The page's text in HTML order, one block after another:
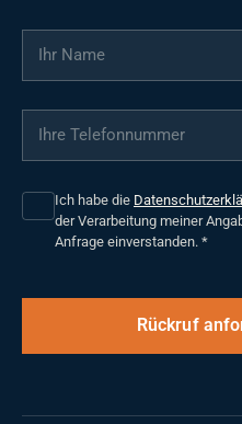
Ihr Name
Ihre Telefonnummer
Ich habe die
der Verarbeitung meiner
Anfrage einverstanden. *
Rückruf